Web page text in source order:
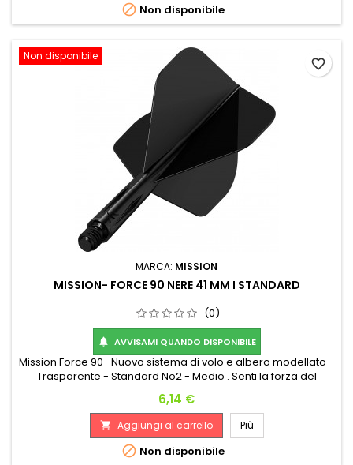
 Non disponibile
Non disponibile
MARCA: MISSION
MISSION- FORCE 90 NERE 41 MM I STANDARD
(0)
 AVVISAMI QUANDO DISPONIBILE
Mission Force 90- Nuovo sistema di volo e albero modellato -
Trasparente - Standard No2 - Medio . Senti la forza del
integrato! Realizzato con materiali durevoli e di alta qualità, il
Force 90 manterrà un angolo perfetto di 90 gradi tra le alette
del volo durante il gioco, fornendo ai giocatori una...
Prezzo
6,14 €
 Aggiungi al carrello Più
 Non disponibile
favorite_border